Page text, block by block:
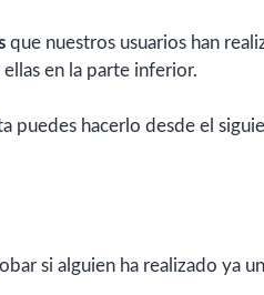
que nuestros usuarios han
en la parte inferior.
puedes hacerlo desde el
si alguien ha realizado ya